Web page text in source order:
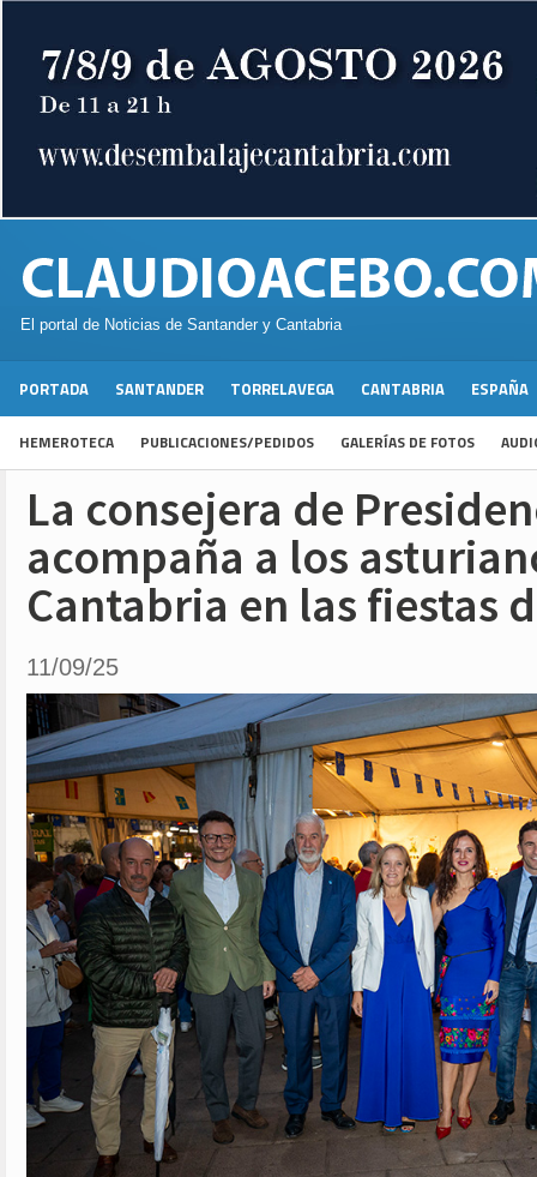
El portal de Noticias de Santander y Cantabria
PORTADA SANTANDER TORRELAVEGA CANTABRIA ESPAÑA
HEMEROTECA PUBLICACIONES/PEDIDOS GALERÍAS DE FOTOS
La consejera de
acompaña a los
Cantabria en las fiestas
11/09/25